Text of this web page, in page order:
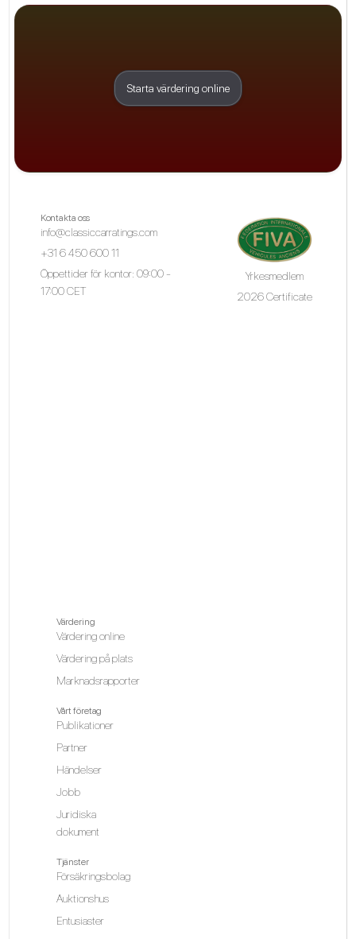
Starta värdering online
Kontakta oss
info@classiccarratings.com
+31 6 450 600 11
Öppettider för kontor: 09:00 -
17:00 CET
Yrkesmedlem
2026 Certificate
Värdering
Värdering online
Värdering på plats
Marknadsrapporter
Vårt företag
Publikationer
Partner
Händelser
Jobb
Juridiska
dokument
Tjänster
Försäkringsbolag
Auktionshus
Entusiaster